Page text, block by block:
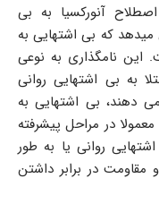
آنورکسیا به بی
میدهد که بی اشتهایی به
این نامگذاری به نوعی
به بی اشتهایی روانی
دهند، بی اشتهایی به
در مراحل پیشرفته
روانی یا به طور
مقاومت در برابر داشتن